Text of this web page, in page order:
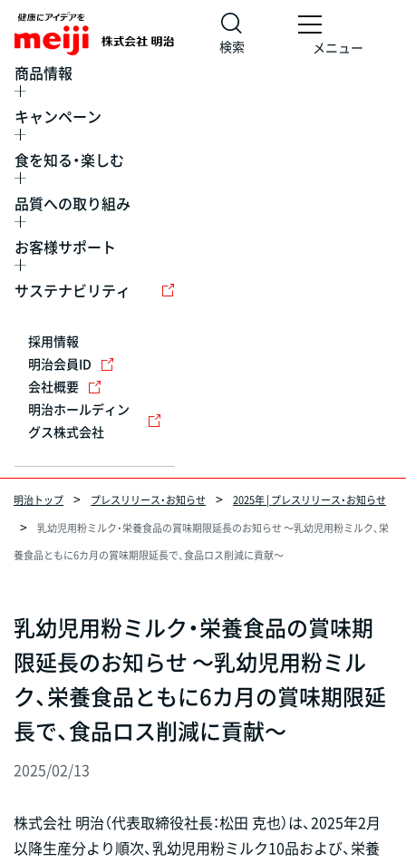
検索 メニュー
商品情報
キャンペーン
食を知る・楽しむ
品質への取り組み
お客様サポート
サステナビリティ
採用情報
明治会員ID
会社概要
明治ホールディン
グス株式会社
明治トップ プレスリリース・お知らせ
2025年 | プレスリリース・お知らせ
乳幼児用粉ミルク・栄養食品の賞味期限延長のお知らせ ～乳幼児用粉ミルク、栄
養食品ともに6カ月の賞味期限延長で、食品ロス削減に貢献～
乳幼児用粉ミルク・栄養食品の賞味期
限延長のお知らせ ～乳幼児用粉ミル
ク、栄養食品ともに6カ月の賞味期限延
長で、食品ロス削減に貢献～
2025/02/13
株式会社 明治（代表取締役社長：松田 克也）は、2025年2月
以降生産分より順次、乳幼児用粉ミルク10品および、栄養